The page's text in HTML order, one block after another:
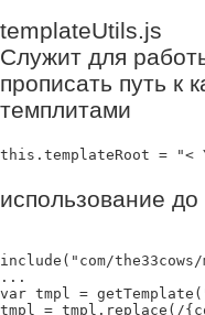
templateUtils.js
Служит для
прописать путь к
темплитами
this.templateRoot = "<
использование
include("com/
...
var tmpl =